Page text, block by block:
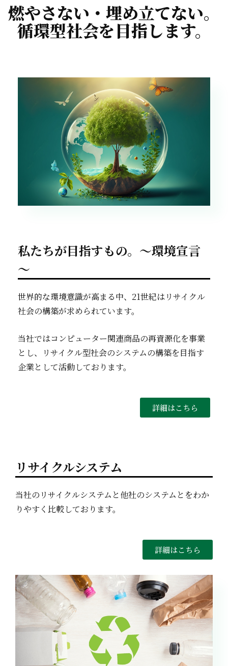
燃やさない・埋め立てない。
循環型社会を目指します。
私たちが目指すもの。～環境宣言
～
世界的な環境意識が高まる中、21世紀はリサイクル
社会の構築が求められています。
当社ではコンピューター関連商品の再資源化を事業
とし、リサイクル型社会のシステムの構築を目指す
企業として活動しております。
詳細はこちら
リサイクルシステム
当社のリサイクルシステムと他社のシステムとをわか
りやすく比較しております。
詳細はこちら